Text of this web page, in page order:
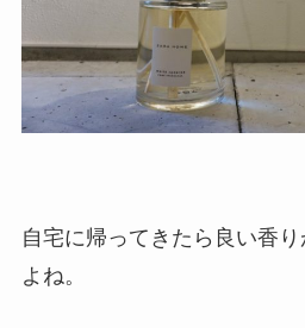
自宅に帰ってきたら良い香
よね。